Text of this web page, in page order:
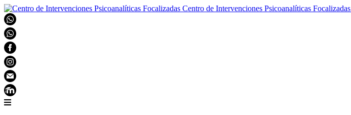
Centro de Intervenciones Psicoanalíticas Focalizadas